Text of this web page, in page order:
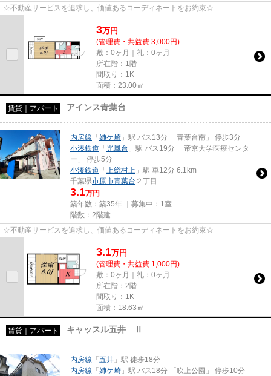
☆不動産サービスを追求し、価値あるコーディネートをお約束☆
3万円
(管理費・共益費 3,000円)
敷：0ヶ月｜礼：0ヶ月
所在階：1階
間取り：1K
面積：23.00㎡
賃貸｜アパート アインス青葉台
内房線 「姉ケ崎 」駅 バス13分 「青葉台南」 停歩3分
小湊鉄道 「光風台 」駅 バス19分 「帝京大学医療センタ
ー」 停歩5分
小湊鉄道 「 上総村上 」駅 車12分 6.1km
千葉県市原市青葉台 ２丁目
3.1万円
築年数：築35年 ｜募集中： 1室
階数：2階建
☆不動産サービスを追求し、価値あるコーディネートをお約束☆
3.1万円
(管理費・共益費 1,000円)
敷：0ヶ月｜礼：0ヶ月
所在階：2階
間取り：1K
面積：18.63㎡
賃貸｜アパート キャッスル五井 Ⅱ
内房線 「五井 」駅 徒歩18分
内房線 「姉ケ崎 」駅 バス18分 「吹上公園」 停歩10分